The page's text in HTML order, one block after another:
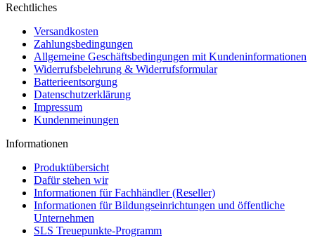
Rechtliches
Versandkosten
Zahlungsbedingungen
Allgemeine Geschäftsbedingungen mit Kundeninformationen
Widerrufsbelehrung & Widerrufsformular
Batterieentsorgung
Datenschutzerklärung
Impressum
Kundenmeinungen
Informationen
Produktübersicht
Dafür stehen wir
Informationen für Fachhändler (Reseller)
Informationen für Bildungseinrichtungen und öffentliche
Unternehmen
SLS Treuepunkte-Programm